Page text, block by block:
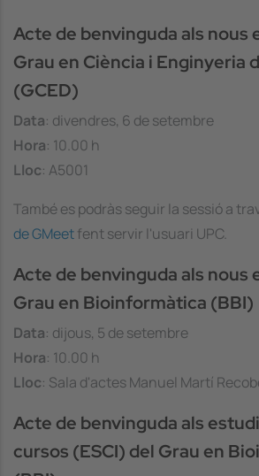
Acte de benvinguda als nous
Grau en Ciència i Enginyeria
(GCED)
Data: divendres, 6 de setembre
Hora: 10.00 h
Lloc: A5001
També es podràs seguir la sessió a
de GMeetfent servir l'usuari UPC.
Acte de benvinguda als nous
Grau en Bioinformàtica (BBI)
Data: dijous, 5 de setembre
Hora: 10.00 h
Lloc: Sala d'actes Manuel Martí
Acte de benvinguda als
cursos (ESCI) del Grau en